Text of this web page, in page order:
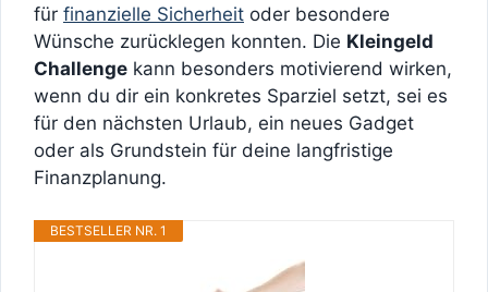
für finanzielle Sicherheit oder besondere
Wünsche zurücklegen konnten. Die Kleingeld
Challenge kann besonders motivierend wirken,
wenn du dir ein konkretes Sparziel setzt, sei es
für den nächsten Urlaub, ein neues Gadget
oder als Grundstein für deine langfristige
Finanzplanung.
BESTSELLER NR. 1